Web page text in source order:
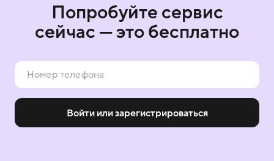
Попробуйте сервис
сейчас — это бесплатно
Войти или зарегистрироваться